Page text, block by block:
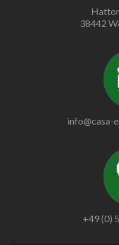
38442
info@casa-
+49 (0)